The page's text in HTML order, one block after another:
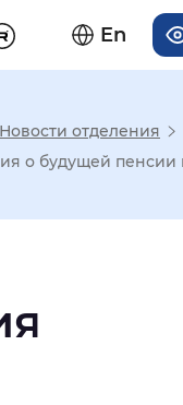
En
Новости отделения
о будущей пенсии